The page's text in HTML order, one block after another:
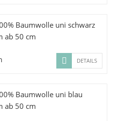
Baumwolle uni schwarz
ab 50 cm
DETAILS
Baumwolle uni blau
ab 50 cm